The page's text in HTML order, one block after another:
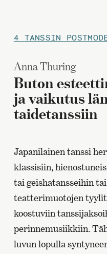
4 TANSSIN
Anna Thuring
Buton
ja vaikutus
taidetanssiin
Japanilainen tanssi
klassisiin,
tai geishatansseihin
teatterimuotojen
koostuviin
perinnemusiikkiin.
luvun lopulla